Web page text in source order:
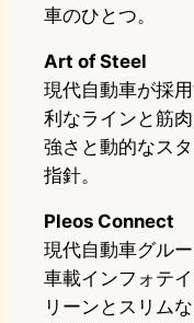
車のひとつ。
Art of Steel
現代自動車が採
利なラインと筋
強さと動的なス
指針。
Pleos Connect
現代自動車グル
車載インフォテ
リーンとスリム